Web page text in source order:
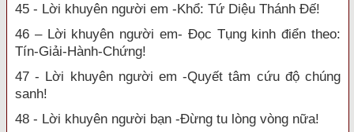
45 - Lời khuyên người em -Khổ: Tứ Diệu Thánh Đế!
46 – Lời khuyên người em- Đọc Tụng kinh điển theo:
Tín-Giải-Hành-Chứng!
47 - Lời khuyên người em -Quyết tâm cứu độ chúng
sanh!
48 - Lời khuyên người bạn -Đừng tu lòng vòng nữa!